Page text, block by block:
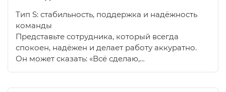
Тип S: стабильность, поддержка и надёжность
команды
Представьте сотрудника, который всегда
спокоен, надёжен и делает работу аккуратно.
Он может сказать: «Всё сделаю,…